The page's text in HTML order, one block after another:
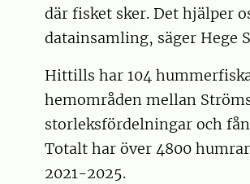
där fisket sker. Det hjälper
datainsamling, säger Hege
Hittills har 104
hemområden mellan
storleksfördelningar och
Totalt har över 4800
2021-2025.